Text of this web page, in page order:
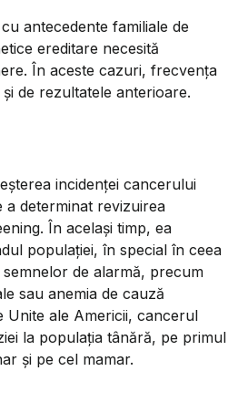
antecedente familiale de
ereditare necesită
În aceste cazuri, frecvența
de rezultatele anterioare.
incidenței cancerului
determinat revizuirea
În același timp, ea
populației, în special în ceea
de alarmă, precum
sau anemia de cauză
Unite ale Americii, cancerul
la populația tânără, pe primul
și pe cel mamar.